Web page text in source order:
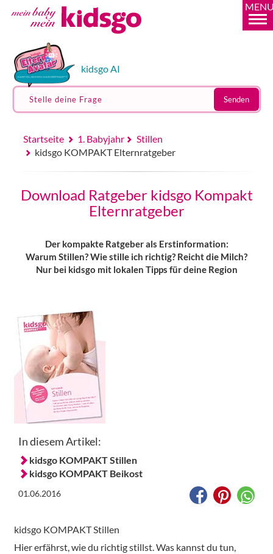
kidsgo AI
Stelle deine Frage Senden
Startseite 1. Babyjahr
Stillen
kidsgo KOMPAKT Elternratgeber
Download Ratgeber kidsgo Kompakt
Elternratgeber
Der kompakte Ratgeber als Erstinformation:
Warum Stillen? Wie stille ich richtig? Reicht die Milch?
Nur bei kidsgo mit lokalen Tipps für deine Region
In diesem Artikel:
kidsgo KOMPAKT Stillen
kidsgo KOMPAKT Beikost
01.06.2016
kidsgo KOMPAKT Stillen
Hier erfährst, wie du richtig stillst. Was kannst du tun,